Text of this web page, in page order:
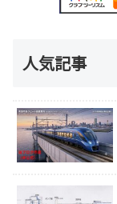
人気記事